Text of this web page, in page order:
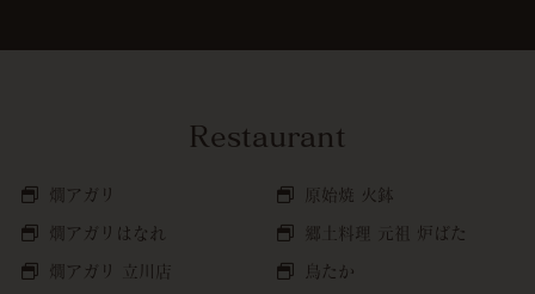
Restaurant
燗アガリ
燗アガリはなれ
燗アガリ 立川店
原始焼 火鉢
郷土料理 元祖 炉ばた
鳥たか